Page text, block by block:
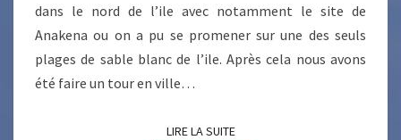
dans le nord de l’ile avec notamment le site de
Anakena ou on a pu se promener sur une des seuls
plages de sable blanc de l’ile. Après cela nous avons
été faire un tour en ville…
LIRE LA SUITELIRE LA SUITE